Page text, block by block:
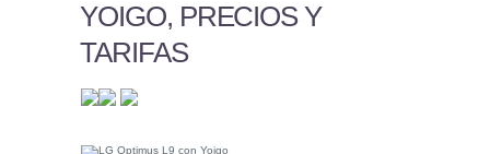
YOIGO, PRECIOS Y
TARIFAS